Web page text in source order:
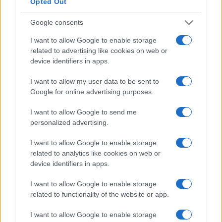
Google consents
I want to allow Google to enable storage
related to advertising like cookies on web or
device identifiers in apps.
I want to allow my user data to be sent to
Google for online advertising purposes.
I want to allow Google to send me
personalized advertising.
I want to allow Google to enable storage
related to analytics like cookies on web or
device identifiers in apps.
I want to allow Google to enable storage
related to functionality of the website or app.
I want to allow Google to enable storage
L’Awesome Oscillator viene utilizzato per misurare lo
differenza tra la media mobile semplice di 34 e 5 periodi.
A differenza della maggior parte degli indicatori, le medie
mobili semplici utilizzate non vengono calcolate dai prezzi
di chiusura o di apertura, ma piuttosto dal punto medio
della barra. L’Awesome Oscillator viene spesso utilizzato
come indicatore di conferma o per anticipare potenziali
Awesome Oscillator è il miglior indicatore
Di per sé, l’Awesome Oscillator non fornisce ai trader
informazioni sufficienti per essere completamente
affidabili. Invece dovrebbe essere accoppiato con altri